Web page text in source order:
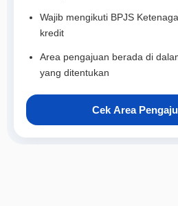
Wajib mengikuti BPJS
kredit
Area pengajuan berada di
yang ditentukan
Cek Area